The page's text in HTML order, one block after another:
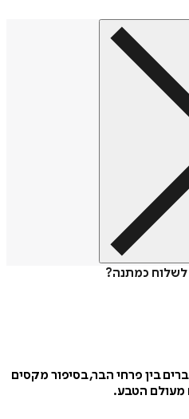
לשלוח כמתנה?
בין פרחי הבר, בסיפור מקסים
מעולם הטבע.